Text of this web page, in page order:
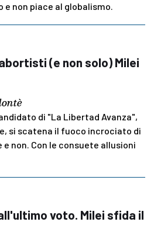
e non piace al globalismo.
(e non solo) Milei
di "La Libertad Avanza",
si scatena il fuoco incrociato di
non. Con le consuete allusioni
voto. Milei sfida il